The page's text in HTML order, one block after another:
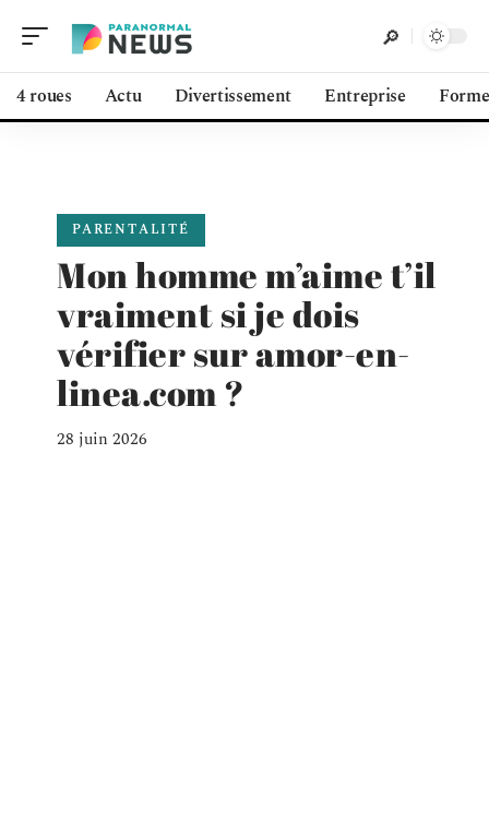
4 roues Actu Divertissement Entreprise Forme
PARENTALITÉ
Mon homme m’aime t’il
vraiment si je dois
vérifier sur amor-en-
linea.com ?
28 juin 2026